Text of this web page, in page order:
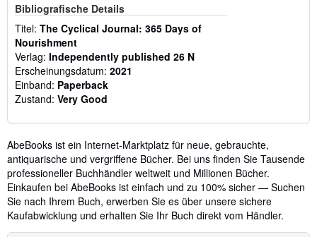
Bibliografische Details
Titel: The Cyclical Journal: 365 Days of
Nourishment
Verlag: Independently published 26 N
Erscheinungsdatum: 2021
Einband: Paperback
Zustand: Very Good
AbeBooks ist ein Internet-Marktplatz für neue, gebrauchte,
antiquarische und vergriffene Bücher. Bei uns finden Sie Tausende
professioneller Buchhändler weltweit und Millionen Bücher.
Einkaufen bei AbeBooks ist einfach und zu 100% sicher — Suchen
Sie nach Ihrem Buch, erwerben Sie es über unsere sichere
Kaufabwicklung und erhalten Sie Ihr Buch direkt vom Händler.